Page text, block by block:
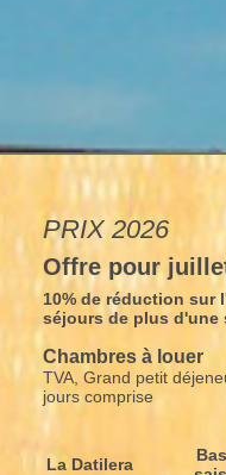
PRIX 2026
Offre pour
10% de réduction sur
séjours de plus d'une
Chambres à louer
TVA, Grand petit
jours comprise
La Datilera